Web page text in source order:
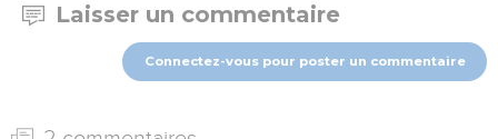
Laisser un commentaire
Connectez-vous pour poster un commentaire